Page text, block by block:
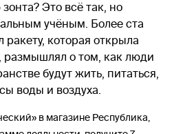
Это всё так, но
учёным. Более ста
которая открыла
размышлял о том, как люди
будут жить, питаться,
воды и воздуха.
в магазине Республика,